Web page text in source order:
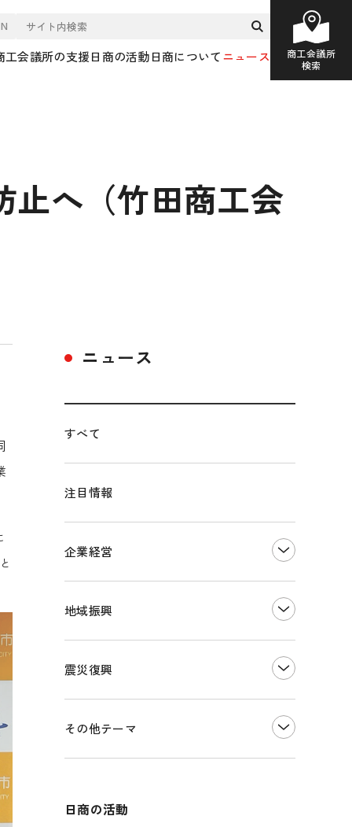
工会議所の支援日商の活動日商についてニュース
商工会議所
検索
へ（竹田商工会
ニュース
すべて
注目情報
企業経営
地域振興
震災復興
その他テーマ
多様な人材の活躍推進
日商の活動